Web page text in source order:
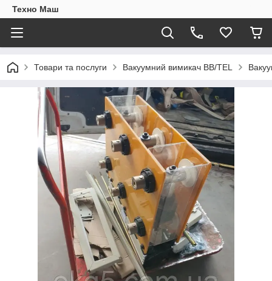
Техно Маш
Товари та послуги Вакуумний вимикач BB/TEL